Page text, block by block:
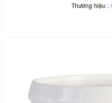
Thương hiệu :